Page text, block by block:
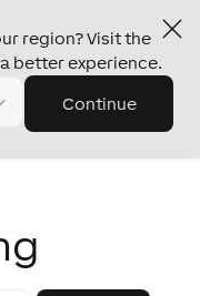
region? Visit the
better experience.
Continue